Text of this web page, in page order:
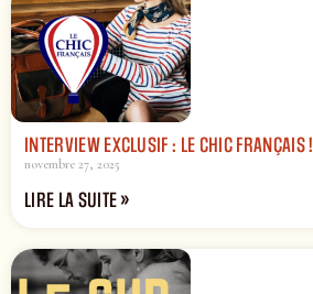
INTERVIEW EXCLUSIF : LE CHIC FRANÇAIS !
novembre 27, 2025
LIRE LA SUITE »